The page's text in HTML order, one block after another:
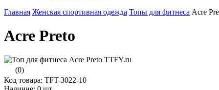
Главная Женская спортивная одежда Топы для фитнеса Acre
Acre Preto
(0)
Код товара: TFT-3022-10